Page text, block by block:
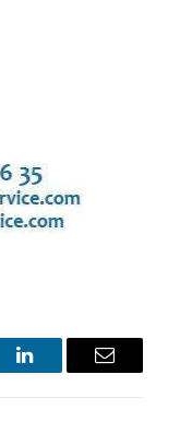
LinkedIn Email